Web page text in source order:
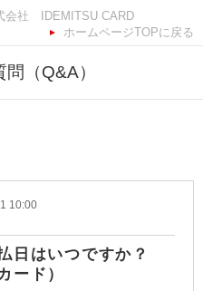
ホームページTOPに戻る
（Q&A）
10:00
日はいつですか？
ード）